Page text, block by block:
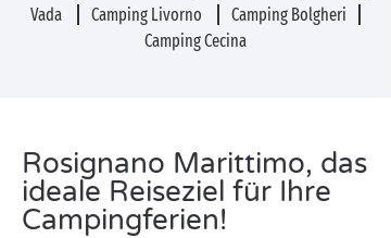
Vada
Camping Livorno
Camping Bolgheri
Camping Cecina
Rosignano Marittimo, das
ideale Reiseziel für Ihre
Campingferien!